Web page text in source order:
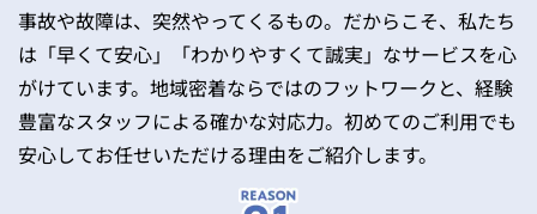
事故や故障は、突然やってくるもの。だからこそ、私たち
は「早くて安心」「わかりやすくて誠実」なサービスを心
がけています。地域密着ならではのフットワークと、経験
豊富なスタッフによる確かな対応力。初めてのご利用でも
安心してお任せいただける理由をご紹介します。